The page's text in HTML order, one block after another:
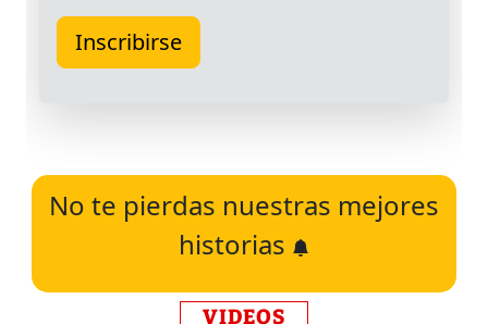
No te pierdas nuestras mejores
historias
VIDEOS